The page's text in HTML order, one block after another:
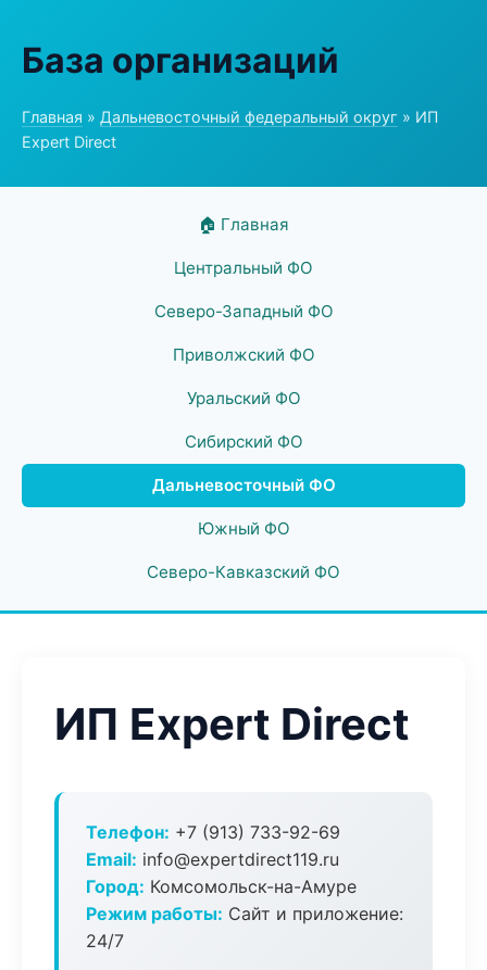
База организаций
Главная » Дальневосточный федеральный округ » ИП
Expert Direct
🏠 Главная
Центральный ФО
Северо-Западный ФО
Приволжский ФО
Уральский ФО
Сибирский ФО
Дальневосточный ФО
Южный ФО
Северо-Кавказский ФО
ИП Expert Direct
Телефон: +7 (913) 733-92-69
Email: info@expertdirect119.ru
Город: Комсомольск-на-Амуре
Режим работы: Сайт и приложение:
24/7